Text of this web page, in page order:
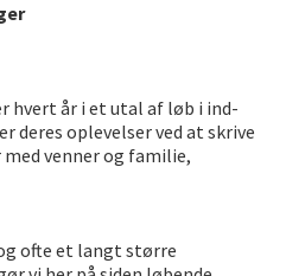
hvert år i et utal af løb i ind-
deres oplevelser ved at skrive
venner og familie,
ofte et langt større